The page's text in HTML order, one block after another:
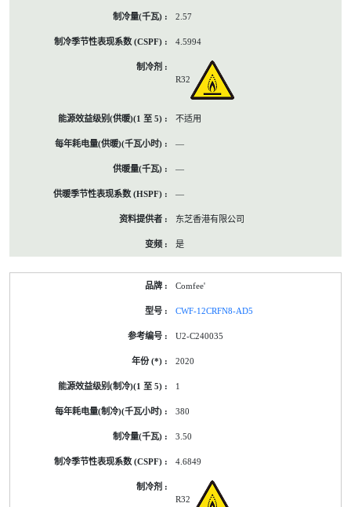
2.57
4.5994
R32
不适用
—
—
—
东芝香港有限公司
是
Comfee'
CWF-12CRFN8-AD5
U2-C240035
2020
1
380
3.50
4.6849
R32